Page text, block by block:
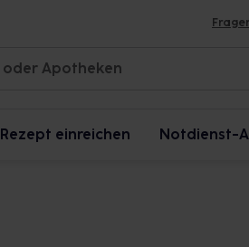
Rezept einreichen Notdienst-